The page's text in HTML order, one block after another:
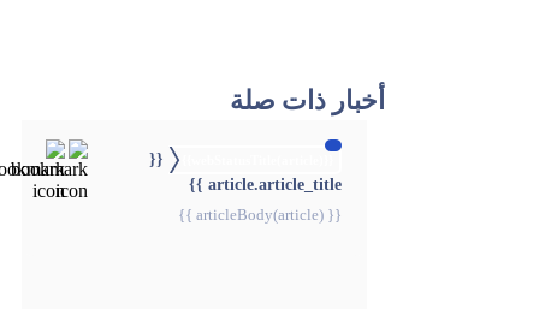
أخبار ذات صلة
{{
article.article_title }}
{{ articleBody(article) }}